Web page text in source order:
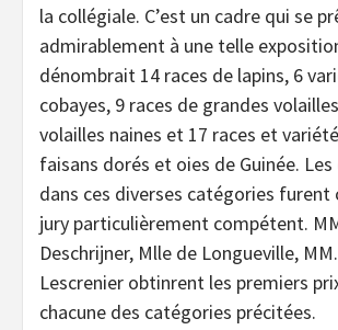
la collégiale. C’est un cadre qui se
admirablement à une telle
dénombrait 14 races de lapins, 6
cobayes, 9 races de grandes
volailles naines et 17 races et
faisans dorés et oies de Guinée.
dans ces diverses catégories furent
jury particulièrement compétent.
Deschrijner, Mlle de Longueville,
Lescrenier obtinrent les premiers
chacune des catégories précitées.